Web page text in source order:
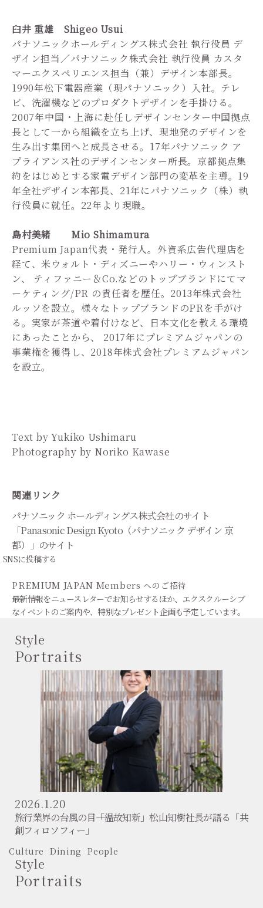
臼井 重雄 Shigeo Usui
パナソニックホールディングス株式会社 執行役員 デ
ザイン担当／パナソニック株式会社 執行役員 カスタ
マーエクスペリエンス担当（兼）デザイン本部長。
1990年松下電器産業（現パナソニック）入社。テレ
ビ、洗濯機などのプロダクトデザインを手掛ける。
2007年中国・上海に赴任しデザインセンター中国拠点
長として一から組織を立ち上げ、現地発のデザインを
生み出す集団へと成長させる。17年パナソニック ア
プライアンス社のデザインセンター所長。京都拠点集
約をはじめとする家電デザイン部門の変革を主導。19
年全社デザイン本部長、21年にパナソニック（株）執
行役員に就任。22年より現職。
島村美緒 Mio Shimamura
Premium Japan代表・発行人。外資系広告代理店を
経て、米ウォルト・ディズニーやハリー・ウィンスト
ン、 ティファニー＆Co.などのトップブランドにてマ
ーケティング/PR の責任者を歴任。2013年株式会社
ルッソを設立。様々なトップブランドのPRを手がけ
る。実家が茶道や着付けなど、日本文化を教える環境
にあったことから、 2017年にプレミアムジャパンの
事業権を獲得し、2018年株式会社プレミアムジャパン
を設立。
Text by Yukiko Ushimaru
Photography by Noriko Kawase
関連リンク
パナソニック ホールディングス株式会社のサイト
「Panasonic Design Kyoto（パナソニック デザイン 京
都）」のサイト
SNSに投稿する
PREMIUM JAPAN Members へのご招待
最新情報をニュースレターでお知らせするほか、エクスクルーシブ
なイベントのご案内や、特別なプレゼント企画も予定しています。
Style
Portraits
2026.1.20
旅行業界の台風の目――「温故知新」松山知樹社長が語る「共
創フィロソフィー」
Culture Dining People
Style
Portraits